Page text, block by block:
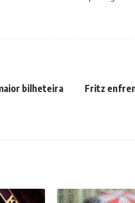
bilheteira
Fritz